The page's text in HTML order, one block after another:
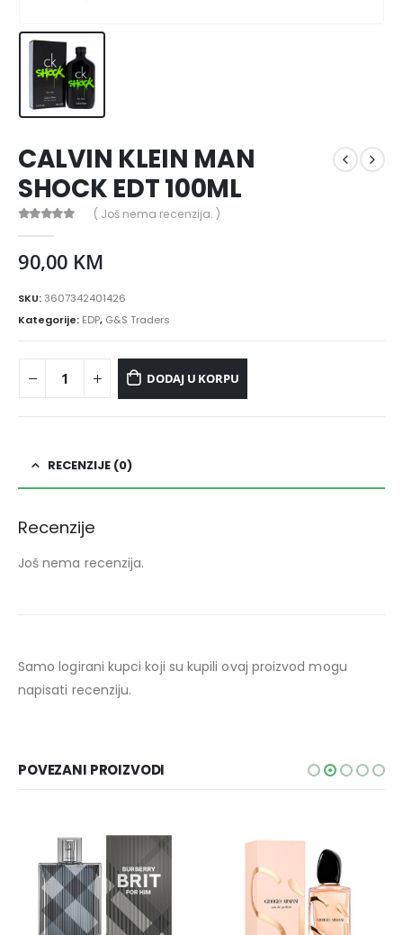
CALVIN KLEIN MAN
SHOCK EDT 100ML
( Još nema recenzija. )
90,00 KM
SKU:3607342401426
Kategorije: EDP, G&S Traders
DODAJ U KORPU
RECENZIJE (0)
Recenzije
Još nema recenzija.
Samo logirani kupci koji su kupili ovaj proizvod mogu
napisati recenziju.
POVEZANI PROIZVODI